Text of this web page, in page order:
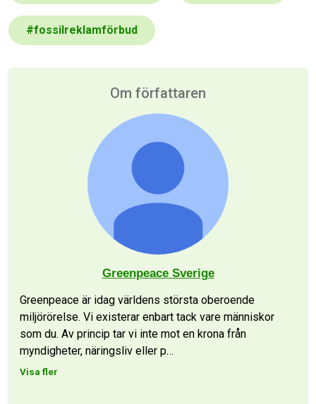
#fossilreklamförbud
Om författaren
Greenpeace Sverige
Greenpeace är idag världens största oberoende
miljörörelse. Vi existerar enbart tack vare människor
som du. Av princip tar vi inte mot en krona från
myndigheter, näringsliv eller p…
Visa fler